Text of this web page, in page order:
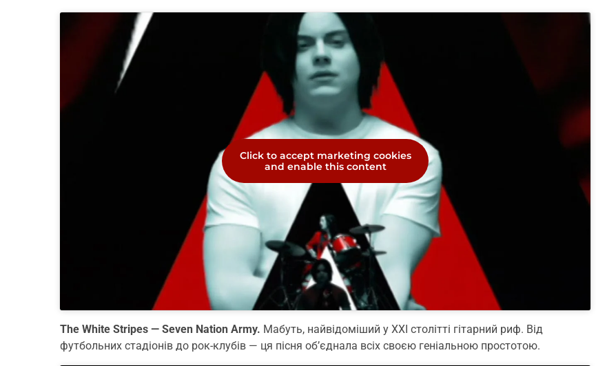
Click to accept marketing cookies
and enable this content
The White Stripes — Seven Nation Army. Мабуть, найвідоміший у XXI столітті гітарний риф. Від
футбольних стадіонів до рок-клубів — ця пісня об’єднала всіх своєю геніальною простотою.